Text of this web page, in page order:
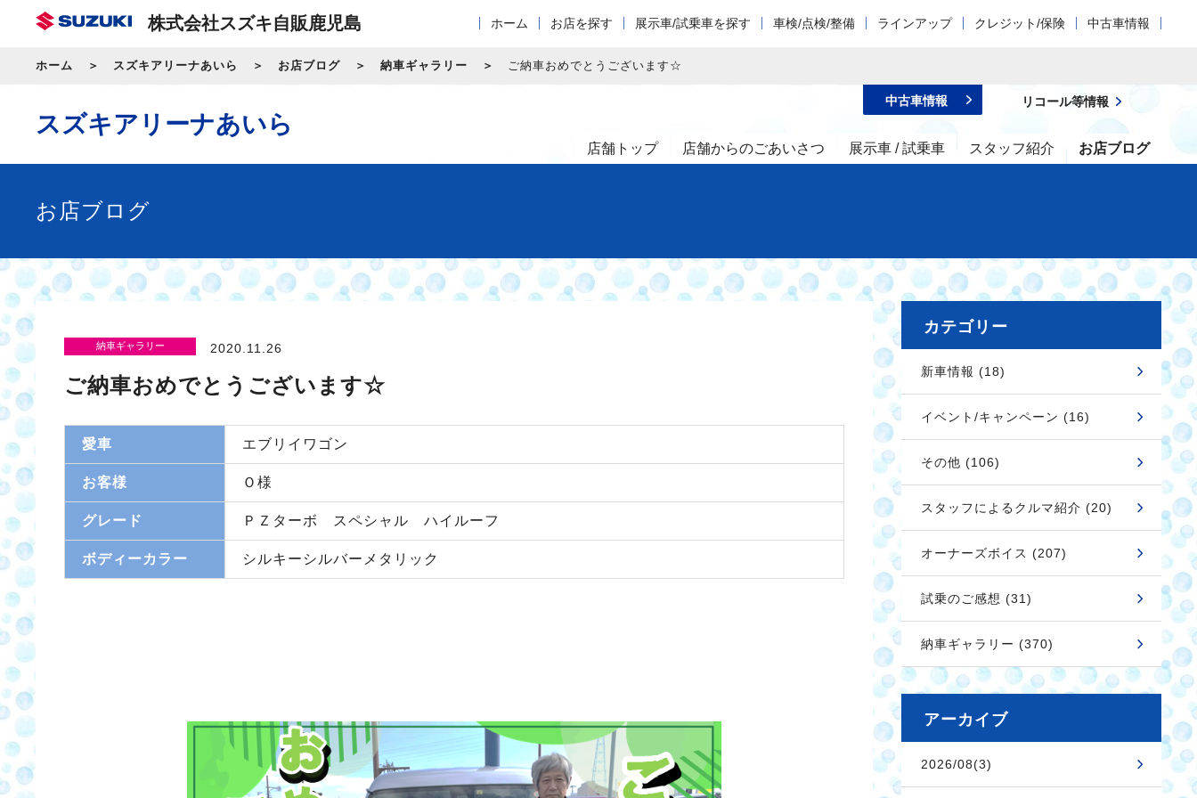
株式会社スズキ自販鹿児島 ホーム お店を探す 展示車/試乗車を探す 車検/点検/整備 ラインアップ クレジット/保険 中古車情報
ホーム スズキアリーナあいら お店ブログ 納車ギャラリー ご納車おめでとうございます☆
スズキアリーナあいら
店舗トップ 店舗からのごあいさつ 展示車 / 試乗車 スタッフ紹介 お店ブログ
中古車情報 リコール等情報
お店ブログ
納車ギャラリー 2020.11.26
ご納車おめでとうございます☆
愛車 エブリイワゴン
お客様 Ｏ様
グレード ＰＺターボ スペシャル ハイルーフ
ボディーカラー シルキーシルバーメタリック
カテゴリー
新車情報 (18)
イベント/キャンペーン (16)
その他 (106)
スタッフによるクルマ紹介 (20)
オーナーズボイス (207)
試乗のご感想 (31)
納車ギャラリー (370)
アーカイブ
2026/08(3)